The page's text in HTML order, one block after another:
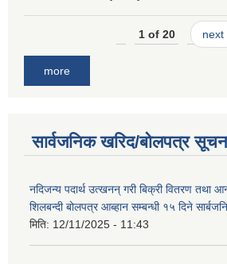
1 of 20 next
more
सार्वजनिक खरिद/बोलपत्र
नदिजन्य पदार्थ उत्खनन् गरी बिक्री वितरण तथा
शिलबन्दी बोलपत्र आब्हान सम्बन्धी १५ दिने
मिति: 12/11/2025 - 11:43